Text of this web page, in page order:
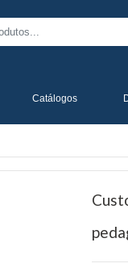
Catálogos